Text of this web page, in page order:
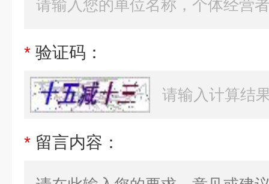
* 验证码：
* 留言内容：